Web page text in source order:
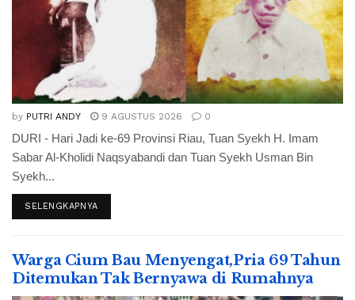
by PUTRI ANDY 9 AGUSTUS 2026 0
DURI - Hari Jadi ke-69 Provinsi Riau, Tuan Syekh H. Imam
Sabar Al-Kholidi Naqsyabandi dan Tuan Syekh Usman Bin
Syekh...
SELENGKAPNYA
Warga Cium Bau Menyengat,Pria 69 Tahun
Ditemukan Tak Bernyawa di Rumahnya